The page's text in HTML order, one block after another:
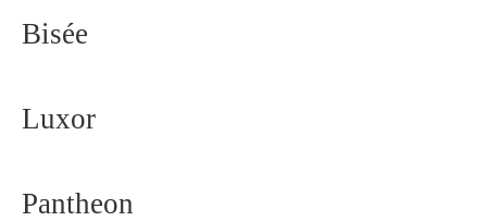
Bisée
Luxor
Pantheon